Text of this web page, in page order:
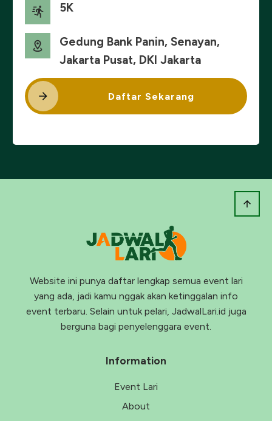
5K
Gedung Bank Panin, Senayan,
Jakarta Pusat, DKI Jakarta
Daftar Sekarang
Website ini punya daftar lengkap semua event lari
yang ada, jadi kamu nggak akan ketinggalan info
event terbaru. Selain untuk pelari, JadwalLari.id juga
berguna bagi penyelenggara event.
Information
Event Lari
About